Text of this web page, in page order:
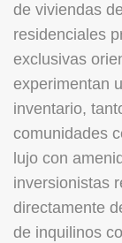
de viviendas
residenciales
exclusivas
experimentan
inventario,
comunidades
lujo con
inversionistas
directamente
de inquilinos